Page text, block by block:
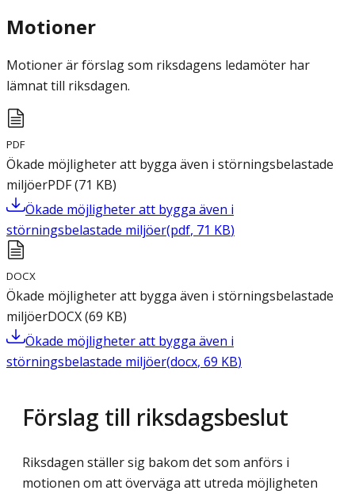
Motioner
Motioner är förslag som riksdagens ledamöter har
lämnat till riksdagen.
PDF
Ökade möjligheter att bygga även i störningsbelastade
miljöerPDF(71 KB)
Ökade möjligheter att bygga även i
störningsbelastade miljöer(pdf, 71 KB)
DOCX
Ökade möjligheter att bygga även i störningsbelastade
miljöerDOCX(69 KB)
Ökade möjligheter att bygga även i
störningsbelastade miljöer(docx, 69 KB)
Förslag till riksdagsbeslut
Riksdagen ställer sig bakom det som anförs i
motionen om att överväga att utreda möjligheten